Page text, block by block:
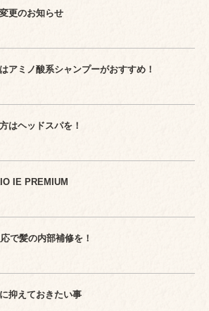
更のお知らせ
アミノ酸系シャンプーがおすすめ！
はヘッドスパを！
IE PREMIUM
で髪の内部補修を！
抑えておきたい事